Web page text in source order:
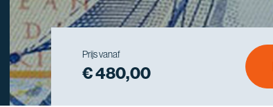
Prijs vanaf
€ 480,00